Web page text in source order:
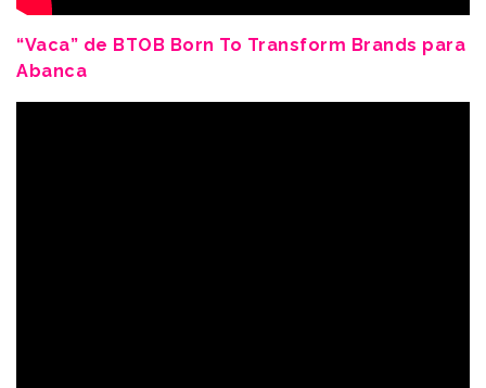
“Vaca” de BTOB Born To Transform Brands para
Abanca